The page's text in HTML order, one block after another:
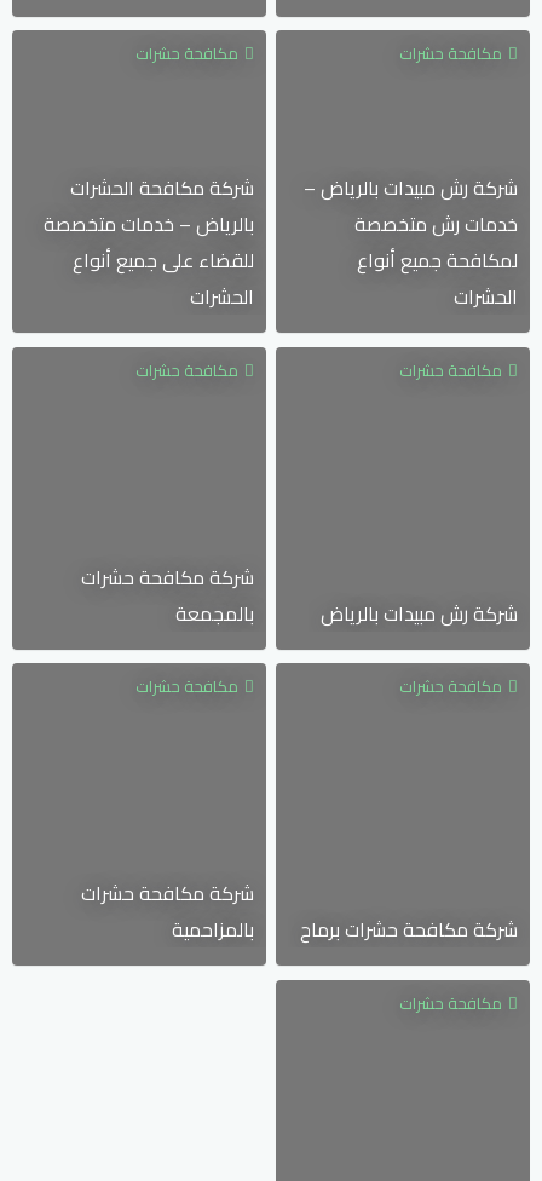
مكافحة حشرات
شركة رش مبيدات بالرياض –
خدمات رش متخصصة
لمكافحة جميع أنواع
الحشرات
مكافحة حشرات
شركة مكافحة الحشرات
بالرياض – خدمات متخصصة
للقضاء على جميع أنواع
الحشرات
مكافحة حشرات
شركة رش مبيدات بالرياض
مكافحة حشرات
شركة مكافحة حشرات
بالمجمعة
مكافحة حشرات
شركة مكافحة حشرات برماح
مكافحة حشرات
شركة مكافحة حشرات
بالمزاحمية
مكافحة حشرات